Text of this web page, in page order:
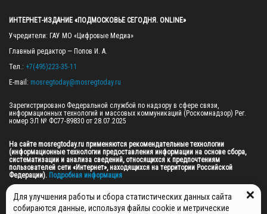
ИНТЕРНЕТ-ИЗДАНИЕ «ПОДМОСКОВЬЕ СЕГОДНЯ. ONLINE»
Учредители: ГАУ МО «Цифровые Медиа»
Главный редактор — Попов И. А.
Тел.: +7(495)223-35-11
E-mail: mosregtoday@mosregtoday.ru
Зарегистрировано Федеральной службой по надзору в сфере связи,
информационных технологий и массовых коммуникаций (Роскомнадзор) Рег.
номер ЭЛ № ФС77-89830 от 28.07.2025
На сайте mosregtoday.ru применяются рекомендательные технологии
(информационные технологии предоставления информации на основе сбора,
систематизации и анализа сведений, относящихся к предпочтениям
пользователей сети «Интернет», находящихся на территории Российской
Федерации). Подробная информация
© 2026 ПРАВА НА ВСЕ МАТЕРИАЛЫ САЙТА ПРИНАДЛЕЖАТ ГАУ МО "ЦИФРОВЫЕ
МЕДИА" (ОГРН: 1255000059467).
Для улучшения работы и сбора статистических данных сайта
собираются данные, используя файлы cookie и метрические